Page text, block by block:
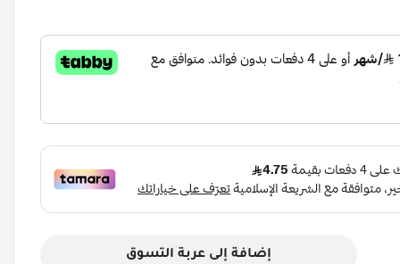
إضافة إلى عربة التسوق